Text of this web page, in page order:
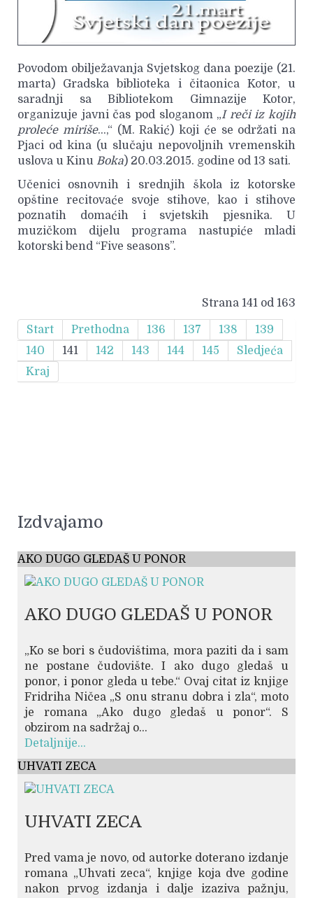
Povodom obilježavanja Svjetskog dana poezije (21.
marta) Gradska biblioteka i čitaonica Kotor, u
saradnji sa Bibliotekom Gimnazije Kotor,
organizuje javni čas pod sloganom „I reči iz kojih
proleće miriše...,“ (M. Rakić) koji će se održati na
Pjaci od kina (u slučaju nepovoljnih vremenskih
uslova u Kinu Boka) 20.03.2015. godine od 13 sati.
Učenici osnovnih i srednjih škola iz kotorske
opštine recitovaće svoje stihove, kao i stihove
poznatih domaćih i svjetskih pjesnika. U
muzičkom dijelu programa nastupiće mladi
kotorski bend “Five seasons”.
Strana 141 od 163
Start Prethodna 136 137 138
139
140
141 142 143 144 145
Sledjeća
Kraj
Izdvajamo
AKO DUGO GLEDAŠ U PONOR
AKO DUGO GLEDAŠ U PONOR
„Ko se bori s čudovištima, mora paziti da i sam
ne postane čudovište. I ako dugo gledaš u
ponor, i ponor gleda u tebe.“ Ovaj citat iz knjige
Fridriha Ničea „S onu stranu dobra i zla“, moto
je romana „Ako dugo gledaš u ponor“. S
obzirom na sadržaj o...
Detaljnije...
UHVATI ZECA
UHVATI ZECA
Pred vama je novo, od autorke doterano izdanje
romana „Uhvati zeca“, knjige koja dve godine
nakon prvog izdanja i dalje izaziva pažnju,